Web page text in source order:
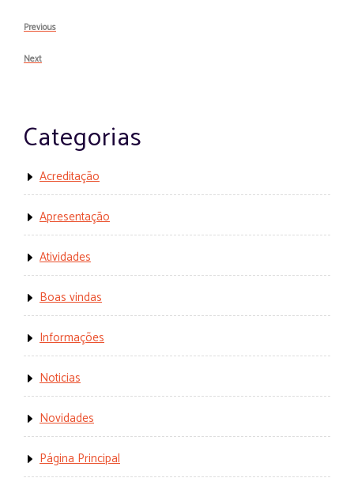
Navegação
de
artigos
Previous
Previous
Next
Next
Categorias
Acreditação
Apresentação
Atividades
Boas vindas
Informações
Noticias
Novidades
Página Principal